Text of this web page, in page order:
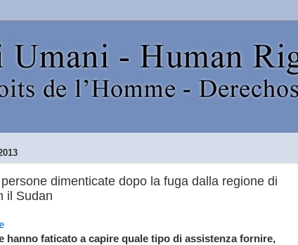
dimenticate dopo la fuga dalla regione di
il Sudan
hanno faticato a capire quale tipo di assistenza fornire,